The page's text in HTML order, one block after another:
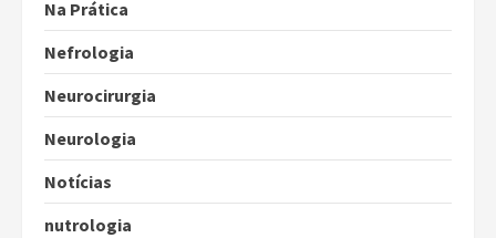
Na Prática
Nefrologia
Neurocirurgia
Neurologia
Notícias
nutrologia